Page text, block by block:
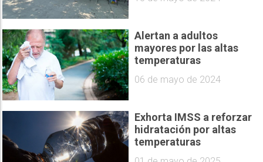
Alertan a adultos
mayores por las altas
temperaturas
06 de mayo de 2024
Exhorta IMSS a reforzar
hidratación por altas
temperaturas